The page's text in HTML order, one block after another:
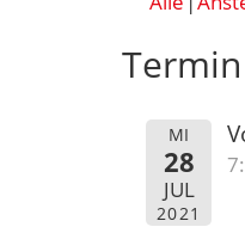
MI
28
JUL
2021